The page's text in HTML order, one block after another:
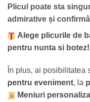
Plicul poate sta
admirative și
Alege plicurile de
pentru nunta si botez!
În plus, ai posibilitatea
pentru eveniment, la
Meniuri